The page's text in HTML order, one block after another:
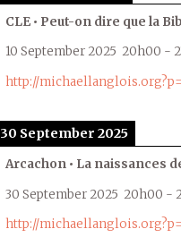
CLE • Peut-on dire que la
10 September 2025 20h00 -
http://
30 September 2025
Arcachon • La naissances
30 September 2025 20h00 -
http://